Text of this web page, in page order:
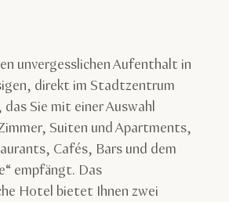
auf
unvergesslichen Aufenthalt in
direkt im Stadtzentrum
Sie mit einer Auswahl
Suiten und Apartments,
Cafés, Bars und dem
empfängt. Das
Hotel bietet Ihnen zwei